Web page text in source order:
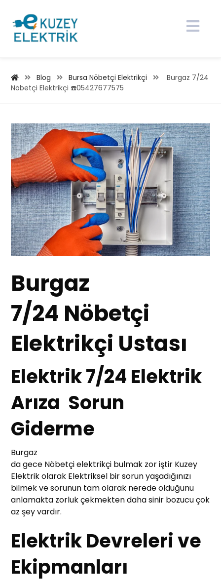
Blog Bursa Nöbetçi Elektrikçi
Burgaz 7/24
Nöbetçi Elektrikçi ☎️05427677575
Burgaz
7/24 Nöbetçi
Elektrikçi Ustası
Elektrik 7/24 Elektrik
Arıza Sorun
Giderme
Burgaz
da gece Nöbetçi elektrikçi bulmak zor iştir Kuzey
Elektrik olarak Elektriksel bir sorun yaşadığınızı
bilmek ve sorunun tam olarak nerede olduğunu
anlamakta zorluk çekmekten daha sinir bozucu çok
az şey vardır.
Elektrik Devreleri ve
Ekipmanları